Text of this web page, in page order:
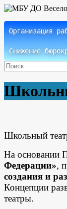
Skip
content
МБУ ДО
Веселовский
центр
творчества
Веселовский
центр
творчества
Организация
Снижение
Школьный
На основании
Федерации»,
создания и
Концепции
театры.